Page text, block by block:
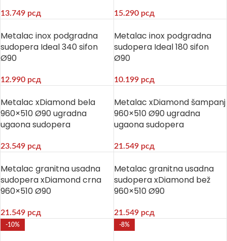
13.749 рсд 15.290 рсд
Metalac inox podgradna
sudopera Ideal 340 sifon
Ø90
12.990 рсд
Metalac inox podgradna
sudopera Ideal 180 sifon
Ø90
10.199 рсд
Metalac xDiamond bela
960×510 Ø90 ugradna
ugaona sudopera
23.549 рсд
Metalac xDiamond šampanj
960×510 Ø90 ugradna
ugaona sudopera
21.549 рсд
Metalac granitna usadna
sudopera xDiamond crna
960×510 Ø90
21.549 рсд
Metalac granitna usadna
sudopera xDiamond bež
960×510 Ø90
21.549 рсд
-10% -8%